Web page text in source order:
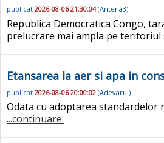
publicat 2026-08-06 21:30:04(Antena3)
Republica Democratica Congo,
prelucrare mai ampla pe teritoriul
Etansarea la aer si apa in
publicat 2026-08-06 20:00:02 (Adevarul)
Odata cu adoptarea standardelor
...continuare.